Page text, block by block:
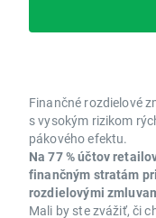
Finančné rozdielové
s vysokým rizikom
pákového efektu.
Na 77 % účtov
finančným stratám
rozdielovými
Mali by ste zvážiť, či